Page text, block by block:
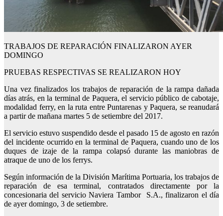
TRABAJOS DE REPARACIÓN FINALIZARON AYER
DOMINGO
PRUEBAS RESPECTIVAS SE REALIZARON HOY
Una vez finalizados los trabajos de reparación de la rampa dañada
días atrás, en la terminal de Paquera, el servicio público de cabotaje,
modalidad ferry, en la ruta entre Puntarenas y Paquera, se reanudará
a partir de mañana martes 5 de setiembre del 2017.
El servicio estuvo suspendido desde el pasado 15 de agosto en razón
del incidente ocurrido en la terminal de Paquera, cuando uno de los
duques de izaje de la rampa colapsó durante las maniobras de
atraque de uno de los ferrys.
Según información de la División Marítima Portuaria, los trabajos de
reparación de esa terminal, contratados directamente por la
concesionaria del servicio Naviera Tambor S.A., finalizaron el día
de ayer domingo, 3 de setiembre.